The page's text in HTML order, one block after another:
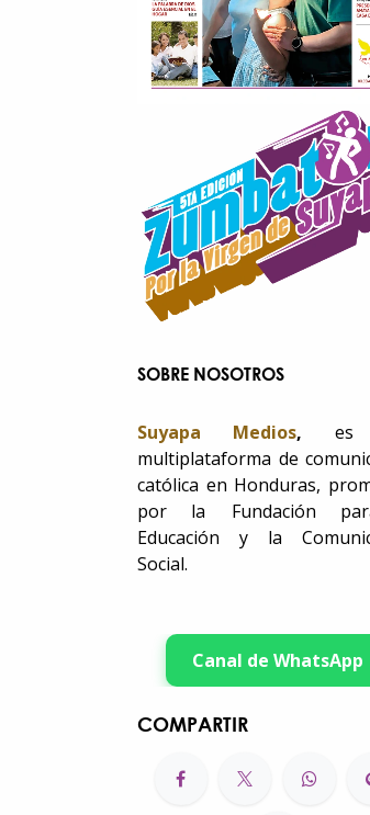
SOBRE NOSOTROS
Suyapa Medios, es
multiplataforma de
católica en Honduras,
por la Fundación
Educación y la
Social.
Canal de WhatsApp
COMPARTIR